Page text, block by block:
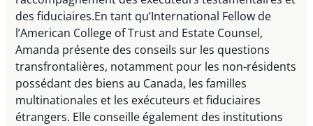
des fiduciaires.En tant qu’International Fellow de
l’American College of Trust and Estate Counsel,
Amanda présente des conseils sur les questions
transfrontalières, notamment pour les non-résidents
possédant des biens au Canada, les familles
multinationales et les exécuteurs et fiduciaires
étrangers. Elle conseille également des institutions